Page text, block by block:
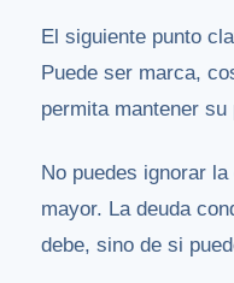
El siguiente punto
Puede ser marca,
permita mantener
No puedes ignorar la
mayor. La deuda
debe, sino de si